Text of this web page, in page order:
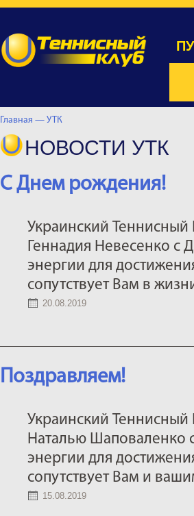
Главная — УТК
НОВОСТИ УТК
С Днем рождения!
Украинский Теннисный
Геннадия Невесенко
энергии для
сопутствует Вам в
20.08.2019
Поздравляем!
Украинский Теннисный
Наталью Шаповаленко
энергии для
сопутствует Вам и
15.08.2019